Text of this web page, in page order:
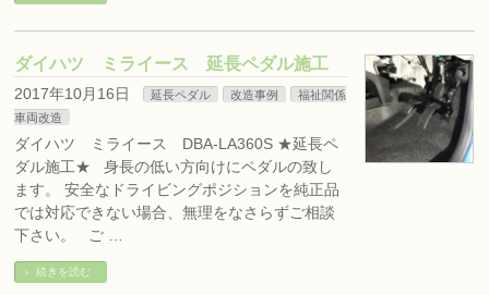
ダイハツ ミライース 延長ペダル施工
2017年10月16日 延長ペダル 改造事例
福祉関係
車両改造
ダイハツ ミライース DBA-LA360S ★延長ペ
ダル施工★ 身長の低い方向けにペダルの致し
ます。 安全なドライビングポジションを純正品
では対応できない場合、無理をなさらずご相談
下さい。 ご …
続きを読む